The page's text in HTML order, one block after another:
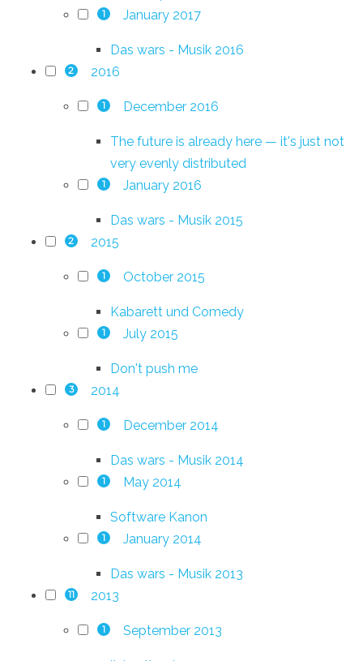
1 January 2017
Das wars - Musik 2016
2 2016
1 December 2016
The future is already here — it's just not
very evenly distributed
1 January 2016
Das wars - Musik 2015
2 2015
1 October 2015
Kabarett und Comedy
1 July 2015
Don't push me
3 2014
1 December 2014
Das wars - Musik 2014
1 May 2014
Software Kanon
1 January 2014
Das wars - Musik 2013
11 2013
1 September 2013